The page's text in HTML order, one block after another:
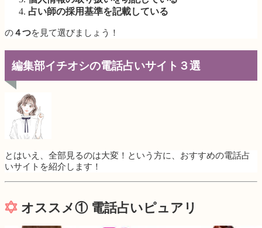
占い師の採用基準を記載している
の４つを見て選びましょう！
編集部イチオシの電話占いサイト３選
とはいえ、全部見るのは大変！という方に、おすすめの電話占
いサイトを紹介します！
オススメ① 電話占いピュアリ